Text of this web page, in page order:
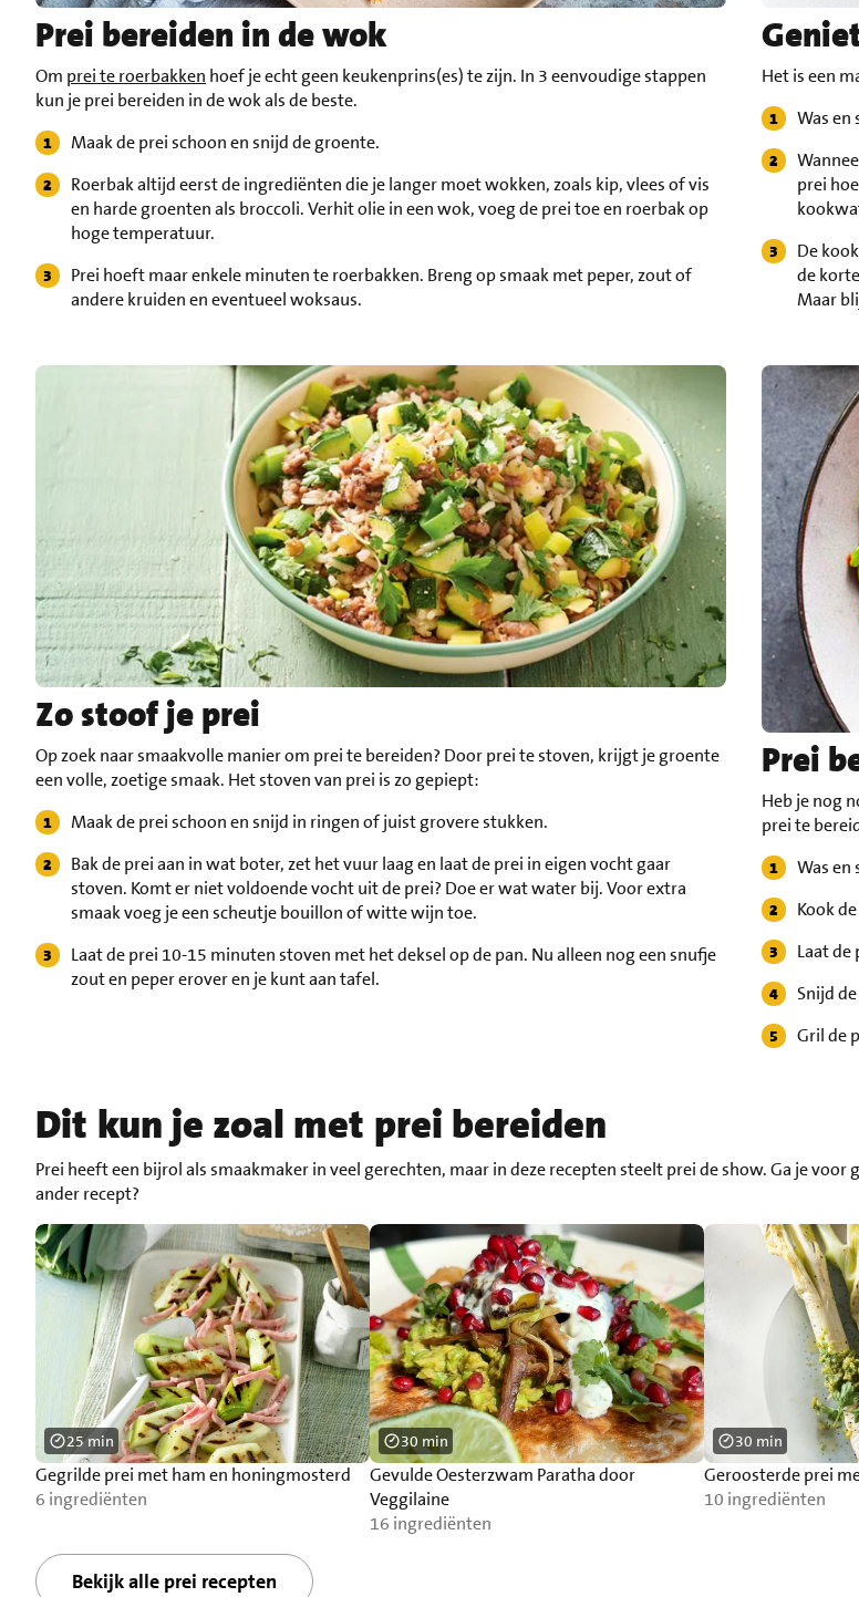
Prei bereiden in de wok
Om prei te roerbakken hoef je echt geen keukenprins(es) te zijn. In 3 eenvoudige stappen
kun je prei bereiden in de wok als de beste.
Maak de prei schoon en snijd de groente.
Roerbak altijd eerst de ingrediënten die je langer moet wokken, zoals kip, vlees of vis
en harde groenten als broccoli. Verhit olie in een wok, voeg de prei toe en roerbak op
hoge temperatuur.
Prei hoeft maar enkele minuten te roerbakken. Breng op smaak met peper, zout of
andere kruiden en eventueel woksaus.
Het is een
Was en
prei
De
de
Maar
Zo stoof je prei
Op zoek naar smaakvolle manier om prei te bereiden? Door prei te stoven, krijgt je groente
een volle, zoetige smaak. Het stoven van prei is zo gepiept:
Maak de prei schoon en snijd in ringen of juist grovere stukken.
Bak de prei aan in wat boter, zet het vuur laag en laat de prei in eigen vocht gaar
stoven. Komt er niet voldoende vocht uit de prei? Doe er wat water bij. Voor extra
smaak voeg je een scheutje bouillon of witte wijn toe.
Laat de prei 10-15 minuten stoven met het deksel op de pan. Nu alleen nog een snufje
zout en peper erover en je kunt aan tafel.
Prei
Heb je nog
prei te
Was en
Kook
Laat
Snijd
Gril de
Dit kun je zoal met prei bereiden
Prei heeft een bijrol als smaakmaker in veel gerechten, maar in deze recepten steelt prei de show. Ga je
ander recept?
Gegrilde prei met ham en honingmosterd
6 ingrediënten
25 min
Gevulde Oesterzwam Paratha door
Veggilaine
16 ingrediënten
30 min
Geroosterde prei
10 ingrediënten
30 min
Bekijk alle prei recepten